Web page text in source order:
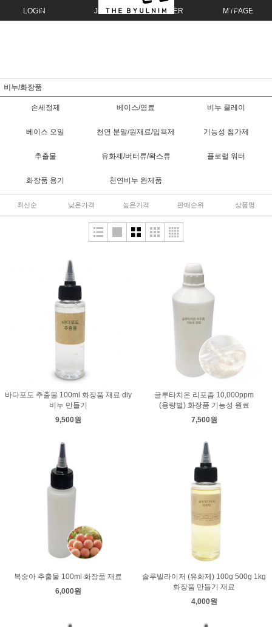
LOGIN JOIN ORDER MYPAGE
비누/화장품
손세정제 베이스/염료 비누 클레이
베이스 오일 천연 분말/원재료/입욕제 기능성 첨가제
추출물 유화제/버터류/왁스류 플로럴 워터
화장품 용기 천연비누 완제품
최신순 낮은가격 높은가격 판매순위 상품명
바다포도 추출물 100ml 화장품 재료 diy
비누 만들기
9,500원
글루타치온 리포좀 10,000ppm
(용량별) 화장품 기능성 원료
7,500원
복숭아 추출물 100ml 화장품 재료
6,000원
솔루빌라이저 (유화제) 100g 500g 1kg
화장품 만들기 재료
4,000원